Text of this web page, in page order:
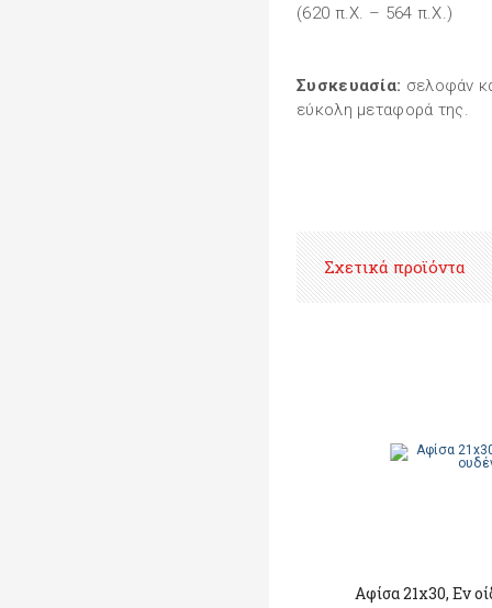
(620 π.Χ. – 564 π.Χ.)
Συσκευασία: σελοφάν
εύκολη μεταφορά της.
Σχετικά προϊόντα
Αφίσα 21x30, Εν